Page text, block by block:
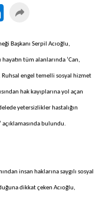
Başkanı Serpil Acıoğlu,
tüm alanlarında ‘Can,
Ruhsal engel temelli sosyal hizmet
hak kayıplarına yol açan
yetersizlikler hastalığın
bulundu.
insan haklarına saygılı sosyal
dikkat çeken Acıoğlu,